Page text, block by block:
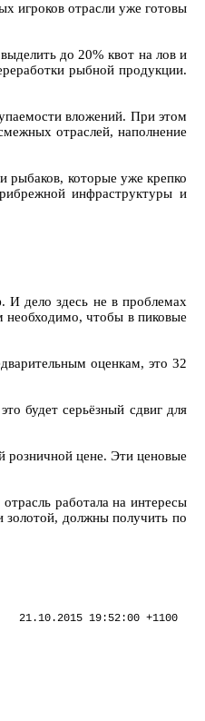
игроков отрасли уже готовы
до 20% квот на лов и
рыбной продукции.
вложений. При этом
отраслей, наполнение
рыбаков, которые уже крепко
инфраструктуры и
И дело здесь не в проблемах
необходимо, чтобы в пиковые
оценкам, это 32
будет серьёзный сдвиг для
розничной цене. Эти ценовые
работала на интересы
золотой, должны получить по
21.10.2015 19:52:00 +1100